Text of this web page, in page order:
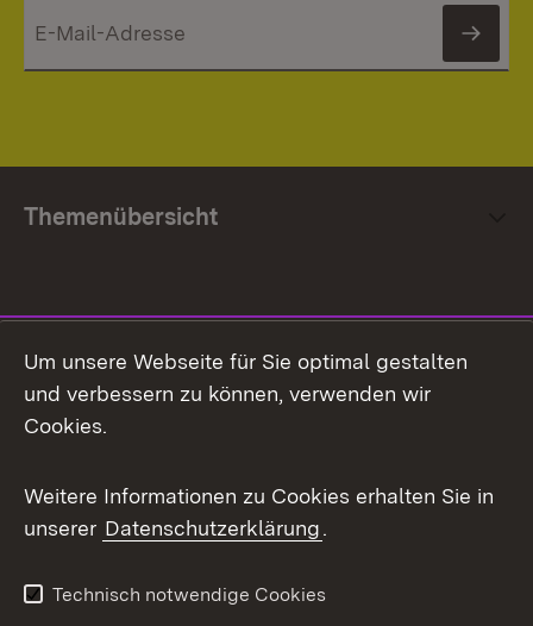
Themenübersicht
Facebook
X / Twitter
Youtube
Um unsere Webseite für Sie optimal gestalten
und verbessern zu können, verwenden wir
Cookies.
Weitere Informationen zu Cookies erhalten Sie in
unserer Datenschutzerklärung.
Technisch notwendige Cookies